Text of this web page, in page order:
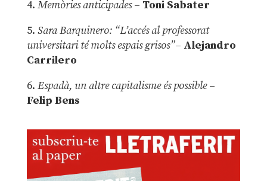
4. Memòries anticipades– Toni Sabater
5. Sara Barquinero: “L’accés al professorat
universitari té molts espais grisos”– Alejandro
Carrilero
6. Espadà, un altre capitalisme és possible –
Felip Bens